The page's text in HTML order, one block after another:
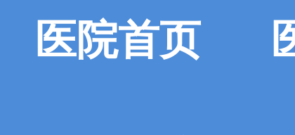
医院首页